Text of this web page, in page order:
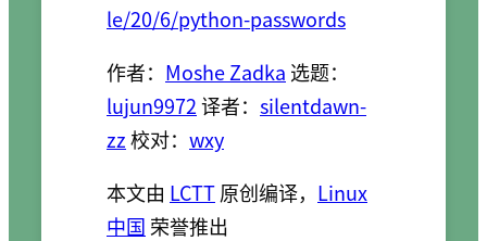
le/20/6/python-passwords
作者： Moshe Zadka 选题：
lujun9972译者： silentdawn-
zz校对： wxy
本文由 LCTT原创编译， Linux
中国 荣誉推出